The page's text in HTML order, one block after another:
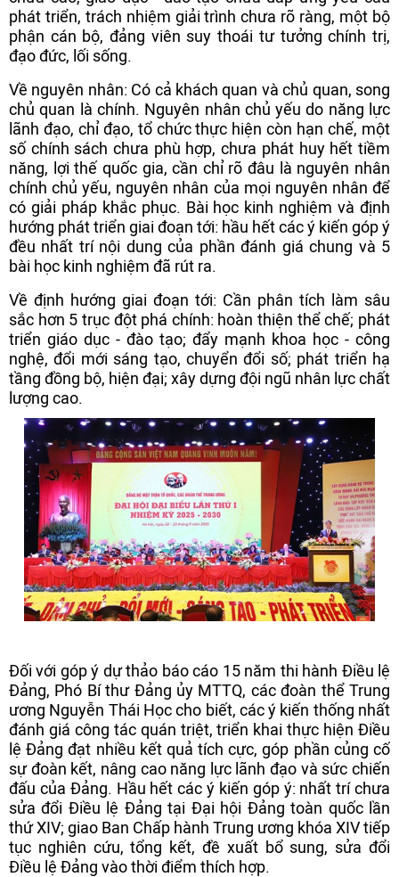
phát triển, trách nhiệm giải trình chưa rõ ràng, một bộ
phận cán bộ, đảng viên suy thoái tư tưởng chính trị,
đạo đức, lối sống.
Về nguyên nhân: Có cả khách quan và chủ quan, song
chủ quan là chính. Nguyên nhân chủ yếu do năng lực
lãnh đạo, chỉ đạo, tổ chức thực hiện còn hạn chế, một
số chính sách chưa phù hợp, chưa phát huy hết tiềm
năng, lợi thế quốc gia, cần chỉ rõ đâu là nguyên nhân
chính chủ yếu, nguyên nhân của mọi nguyên nhân để
có giải pháp khắc phục. Bài học kinh nghiệm và định
hướng phát triển giai đoạn tới: hầu hết các ý kiến góp ý
đều nhất trí nội dung của phần đánh giá chung và 5
bài học kinh nghiệm đã rút ra.
Về định hướng giai đoạn tới: Cần phân tích làm sâu
sắc hơn 5 trục đột phá chính: hoàn thiện thể chế; phát
triển giáo dục - đào tạo; đẩy mạnh khoa học - công
nghệ, đổi mới sáng tạo, chuyển đổi số; phát triển hạ
tầng đồng bộ, hiện đại; xây dựng đội ngũ nhân lực chất
lượng cao.
Đối với góp ý dự thảo báo cáo 15 năm thi hành Điều lệ
Đảng, Phó Bí thư Đảng ủy MTTQ, các đoàn thể Trung
ương Nguyễn Thái Học cho biết, các ý kiến thống nhất
đánh giá công tác quán triệt, triển khai thực hiện Điều
lệ Đảng đạt nhiều kết quả tích cực, góp phần củng cố
sự đoàn kết, nâng cao năng lực lãnh đạo và sức chiến
đấu của Đảng. Hầu hết các ý kiến góp ý: nhất trí chưa
sửa đổi Điều lệ Đảng tại Đại hội Đảng toàn quốc lần
thứ XIV; giao Ban Chấp hành Trung ương khóa XIV tiếp
tục nghiên cứu, tổng kết, đề xuất bổ sung, sửa đổi
Điều lệ Đảng vào thời điểm thích hợp.